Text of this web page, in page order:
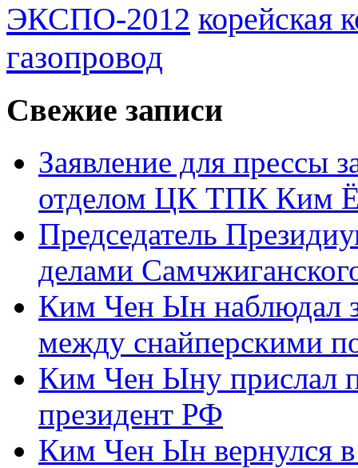
ЭКСПО-2012 корейская
газопровод
Свежие записи
Заявление для прессы
отделом ЦК ТПК Ким
Председатель
делами
Ким Чен Ын наблюдал
между снайперскими
Ким Чен Ыну прислал
президент РФ
Ким Чен Ын вернулся